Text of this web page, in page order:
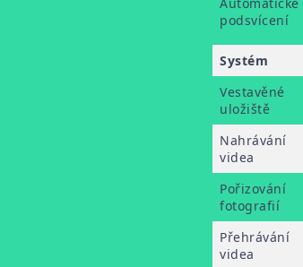
podsvícení
Systém
Vestavěné
uložiště
Nahrávání
videa
Pořizování
fotografií
Přehrávání
videa